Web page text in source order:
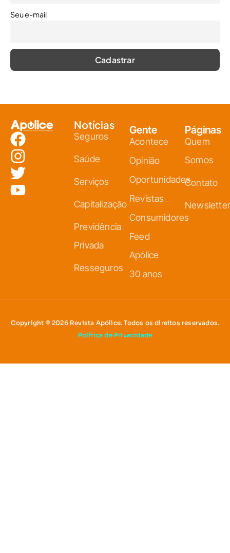
Seu e-mail
Notícias
Seguros
Saúde
Serviços
Capitalização
Previdência
Privada
Resseguros
Gente
Acontece
Opinião
Oportunidades
Revistas
Consumidores
Feed
Apólice
30 anos
Páginas
Quem
Somos
Contato
Newsletter
Copyright © 2026 Revista Apólice. Todos os direitos reservados.
Política de Privacidade